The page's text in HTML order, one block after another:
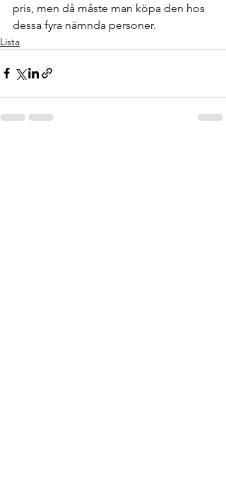
pris, men då måste man köpa den hos
dessa fyra nämnda personer.
Lista